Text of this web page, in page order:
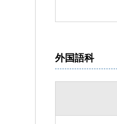
外国語科